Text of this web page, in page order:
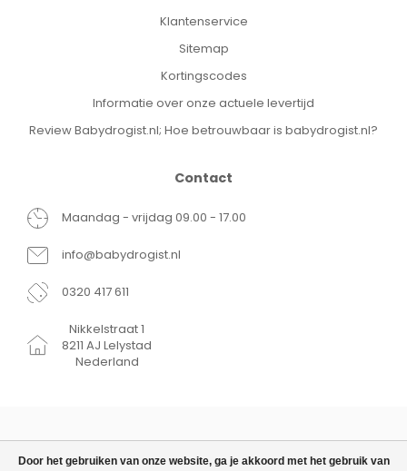
Door het gebruiken van onze website, ga je akkoord met het gebruik van
Klantenservice
Sitemap
Kortingscodes
Informatie over onze actuele levertijd
Review Babydrogist.nl; Hoe betrouwbaar is babydrogist.nl?
Contact
Maandag - vrijdag 09.00 - 17.00
info@babydrogist.nl
0320 417 611
Nikkelstraat 1
8211 AJ Lelystad
Nederland